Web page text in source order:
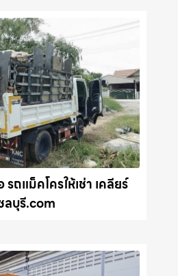
รถแม็คโครให้เช่า เคลียร์
ลบุรี.com